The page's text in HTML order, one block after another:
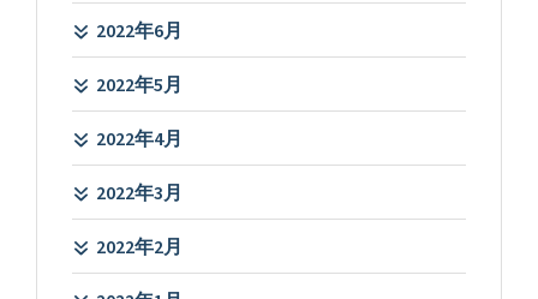
2022年6月
2022年5月
2022年4月
2022年3月
2022年2月